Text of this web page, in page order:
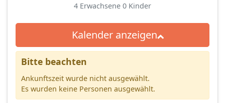
4 Erwachsene 0 Kinder
Kalender anzeigen
Bitte beachten
Ankunftszeit wurde nicht ausgewählt.
Es wurden keine Personen ausgewählt.